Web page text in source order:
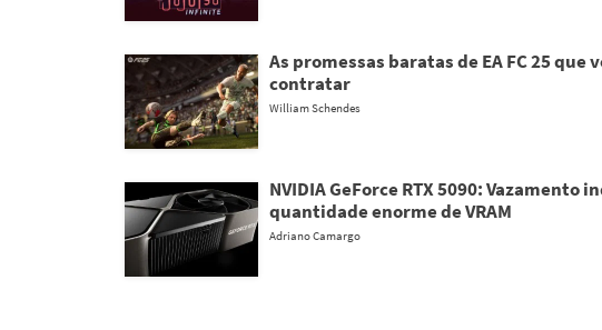
As promessas baratas de EA FC 25 que
contratar
William Schendes
NVIDIA GeForce RTX 5090: Vazamento
quantidade enorme de VRAM
Adriano Camargo